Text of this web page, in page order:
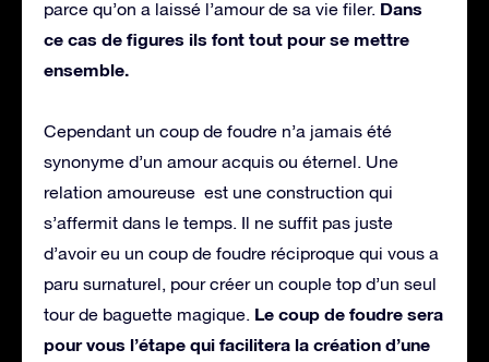
parce qu’on a laissé l’amour de sa vie filer. Dans
ce cas de figures ils font tout pour se mettre
ensemble.
Cependant un coup de foudre n’a jamais été
synonyme d’un amour acquis ou éternel. Une
relation amoureuse est une construction qui
s’affermit dans le temps. Il ne suffit pas juste
d’avoir eu un coup de foudre réciproque qui vous a
paru surnaturel, pour créer un couple top d’un seul
tour de baguette magique. Le coup de foudre sera
pour vous l’étape qui facilitera la création d’une